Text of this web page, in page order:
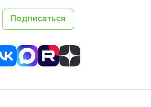
Подписаться